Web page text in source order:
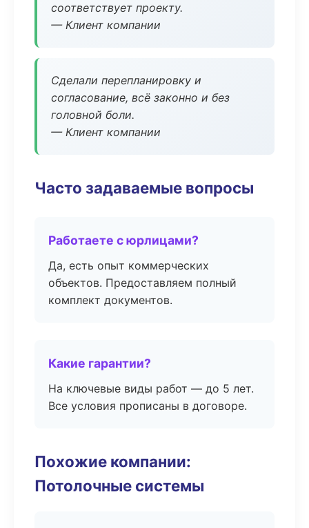
соответствует проекту.
— Клиент компании
Сделали перепланировку и
согласование, всё законно и без
головной боли.
— Клиент компании
Часто задаваемые вопросы
Работаете с юрлицами?
Да, есть опыт коммерческих
объектов. Предоставляем полный
комплект документов.
Какие гарантии?
На ключевые виды работ — до 5 лет.
Все условия прописаны в договоре.
Похожие компании:
Потолочные системы